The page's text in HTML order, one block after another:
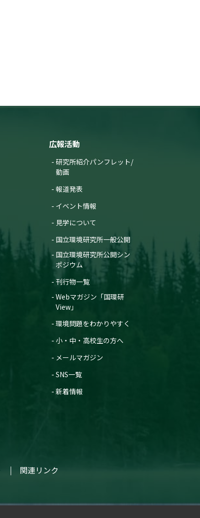
広報活動
研究所紹介パンフレット/
動画
報道発表
イベント情報
見学について
国立環境研究所一般公開
国立環境研究所公開シン
ポジウム
刊行物一覧
Webマガジン「国環研
View」
環境問題をわかりやすく
小・中・高校生の方へ
メールマガジン
SNS一覧
新着情報
関連リンク